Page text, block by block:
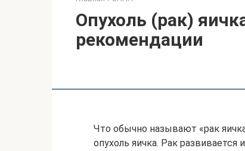
Опухоль (рак)
рекомендации
Что обычно называют «рак
опухоль яичка. Рак